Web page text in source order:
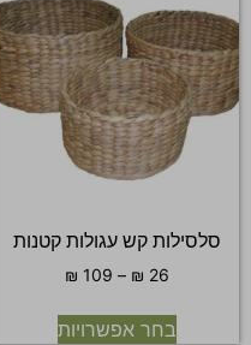
סלסילות קש עגולות קטנות
₪ 26
–
₪ 109
בחר אפשרויות